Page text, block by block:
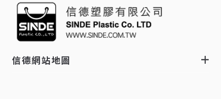
信德網站地圖